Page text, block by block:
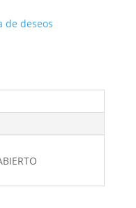
de deseos